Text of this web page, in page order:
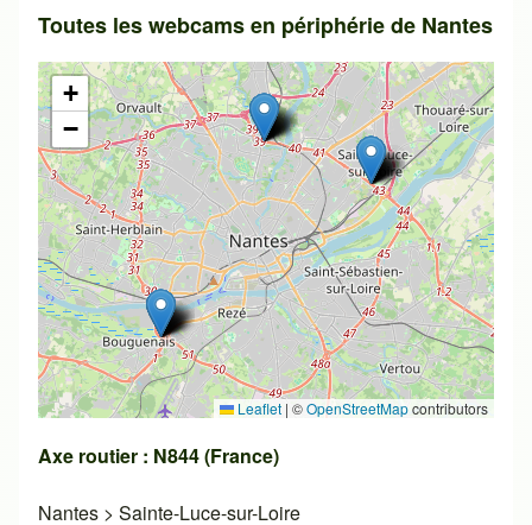
Toutes les webcams en périphérie de Nantes
+
−
Leaflet | ©OpenStreetMapcontributors
Axe routier : N844 (France)
Nantes > Sainte-Luce-sur-Loire